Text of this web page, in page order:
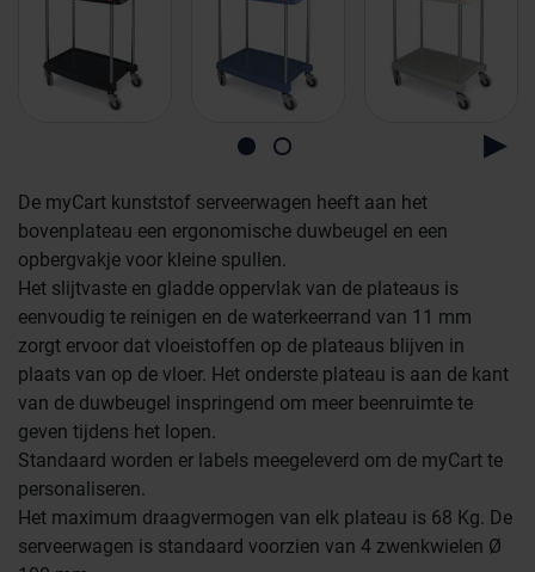
De myCart kunststof serveerwagen heeft aan het
bovenplateau een ergonomische duwbeugel en een
opbergvakje voor kleine spullen.
Het slijtvaste en gladde oppervlak van de plateaus is
eenvoudig te reinigen en de waterkeerrand van 11 mm
zorgt ervoor dat vloeistoffen op de plateaus blijven in
plaats van op de vloer. Het onderste plateau is aan de kant
van de duwbeugel inspringend om meer beenruimte te
geven tijdens het lopen.
Standaard worden er labels meegeleverd om de myCart te
personaliseren.
Het maximum draagvermogen van elk plateau is 68 Kg. De
serveerwagen is standaard voorzien van 4 zwenkwielen Ø
Farmaceutische industrie